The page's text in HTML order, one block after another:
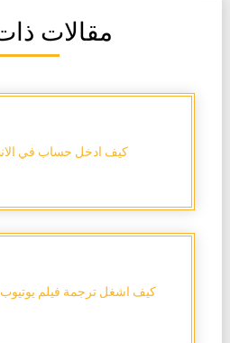
مقالات
كيف ادخل حساب في
كيف اشغل ترجمة فيلم